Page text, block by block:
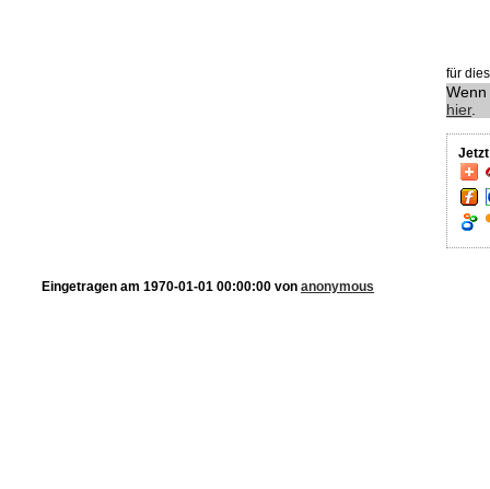
für
hier.
Eingetragen am 1970-01-01 00:00:00 von anonymous